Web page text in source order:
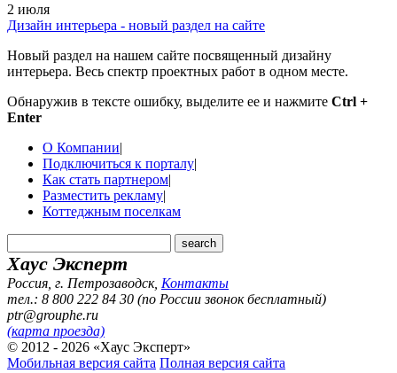
2 июля
Дизайн интерьера - новый раздел на сайте
Новый раздел на нашем сайте посвященный дизайну
интерьера. Весь спектр проектных работ в одном месте.
Обнаружив в тексте ошибку, выделите ее и нажмите Ctrl +
Enter
О Компании|
Подключиться к порталу|
Как стать партнером|
Разместить рекламу|
Коттеджным поселкам
Хаус Эксперт
Россия, г. Петрозаводск, Контакты
тел.: 8 800 222 84 30 (по России звонок бесплатный)
ptr@grouphe.ru
(карта проезда)
© 2012 - 2026 «Хаус Эксперт»
Мобильная версия сайта Полная версия сайта